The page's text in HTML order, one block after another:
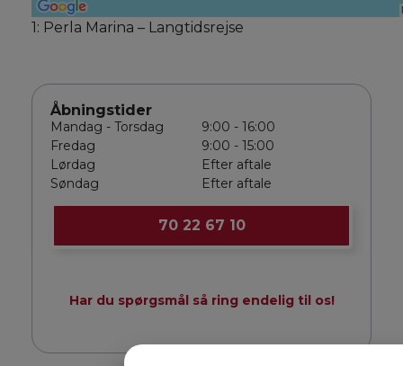
1: Perla Marina – Langtidsrejse
Åbningstider
Mandag - Torsdag
Fredag
Lørdag
Søndag
9:00 - 16:00
9:00 - 15:00
Efter aftale
Efter aftale
70 22 67 10
Har du spørgsmål så ring endelig til os!